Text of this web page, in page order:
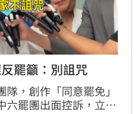
罷籲：別詛咒
，創作「同意罷免」
六罷團出面控訴，立委